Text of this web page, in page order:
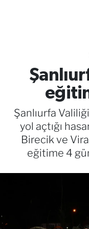
Şanlıurfa
yol açtığı
Birecik ve
eğitime 4
RESMİ
Gencsesfm